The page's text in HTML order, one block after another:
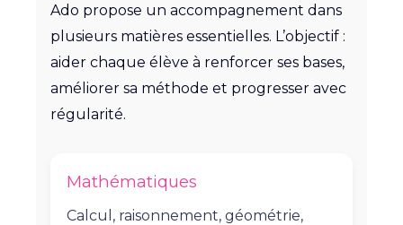
Ado propose un accompagnement dans
plusieurs matières essentielles. L’objectif :
aider chaque élève à renforcer ses bases,
améliorer sa méthode et progresser avec
régularité.
Mathématiques
Calcul, raisonnement, géométrie,